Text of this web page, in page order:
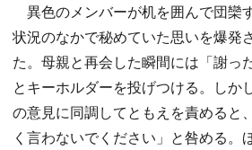
異色のメンバーが机を囲んで団欒
状況のなかで秘めていた思いを爆発
た。母親と再会した瞬間には「謝っ
とキーホルダーを投げつける。しか
の意見に同調してともえを責めると
く言わないでください」と咎める。